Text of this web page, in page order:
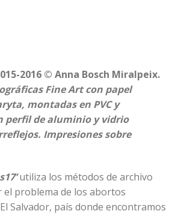
2016 © Anna Bosch Miralpeix.
Fine Art con papel
montadas en PVC y
perfil de aluminio y vidrio
Impresiones sobre
utiliza los métodos de archivo
el problema de los abortos
Salvador, país donde encontramos